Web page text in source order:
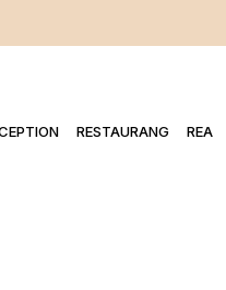
RESTAURANG REA